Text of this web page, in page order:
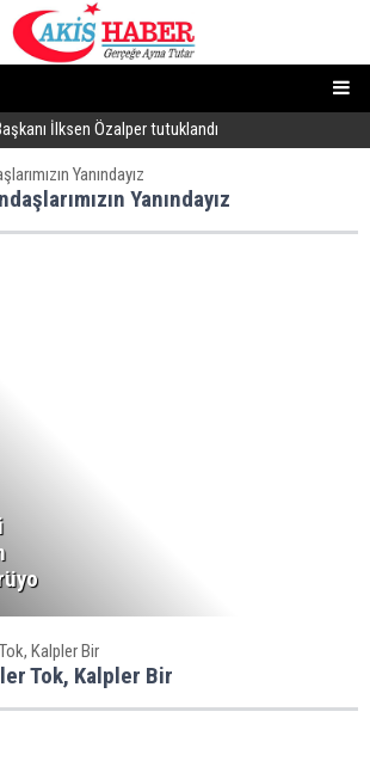
İlksen Özalper tutuklandı
Yanındayız
Tok, Kalpler Bir